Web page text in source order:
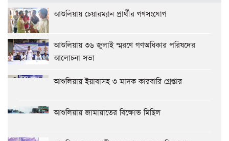
আশুলিয়ায় চেয়ারম্যান প্রার্থীর গণসংযোগ
আশুলিয়ায় ৩৬ জুলাই স্মরণে গণঅধিকার পরিষদের
আলোচনা সভা
আশুলিয়ায় ইয়াবাসহ ৩ মাদক কারবারি গ্রেপ্তার
আশুলিয়ায় জামায়াতের বিক্ষোভ মিছিল